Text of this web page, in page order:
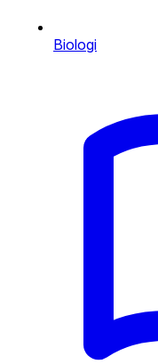
Biologi